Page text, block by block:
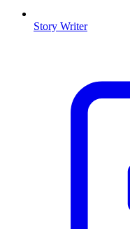
Story Writer